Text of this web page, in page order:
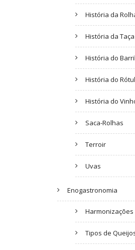
História da
História da Taça
História do Barril
História do
História do
Saca-Rolhas
Terroir
Uvas
Enogastronomia
Harmonizações
Tipos de